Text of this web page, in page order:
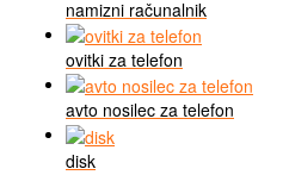
namizni računalnik
ovitki za telefon
avto nosilec za telefon
disk